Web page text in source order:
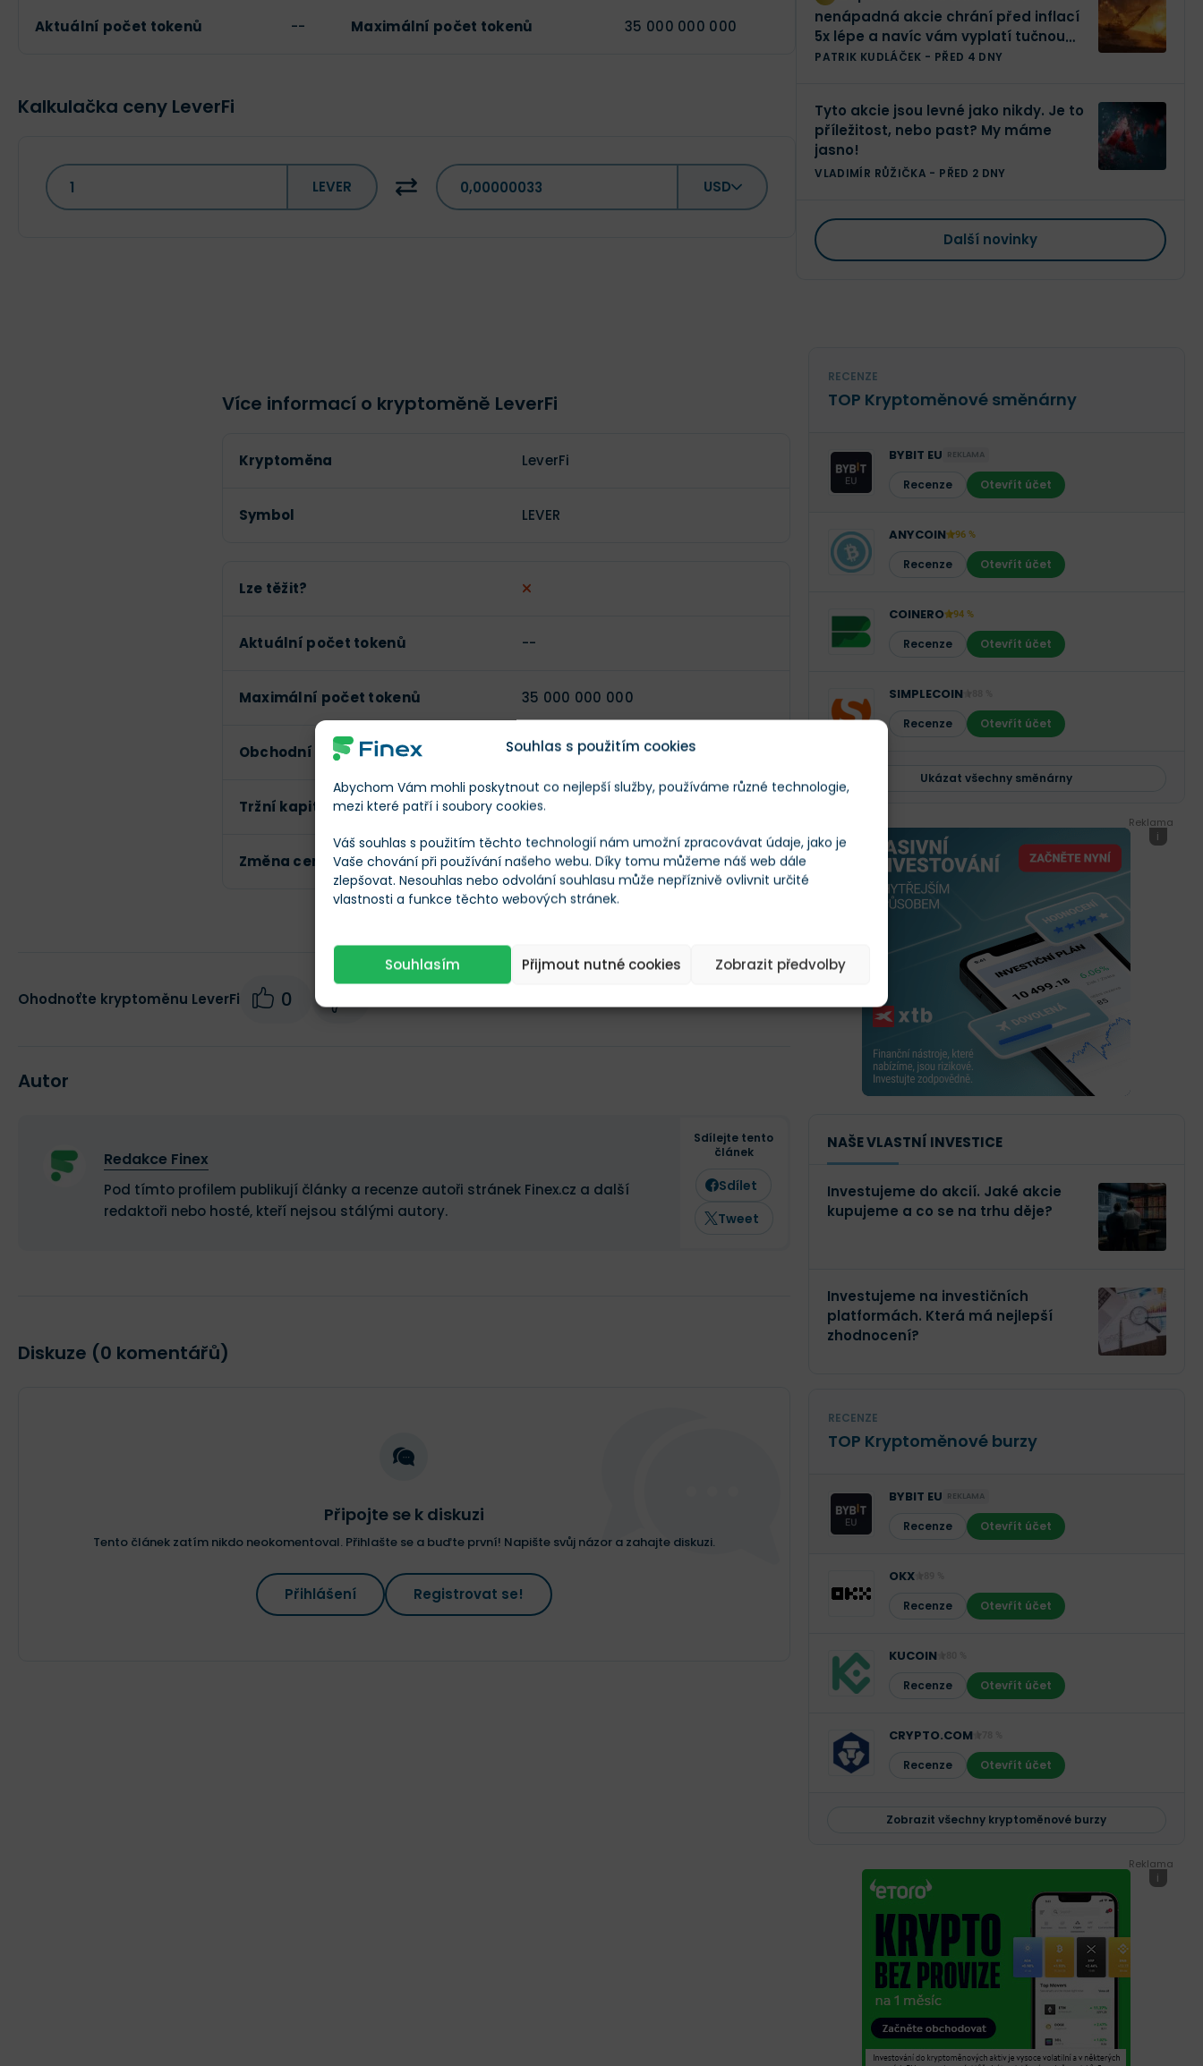
Souhlas s použitím cookies
Abychom Vám mohli poskytnout co nejlepší služby, používáme různé technologie,
mezi které patří i soubory cookies.
Váš souhlas s použitím těchto technologií nám umožní zpracovávat údaje, jako je
Vaše chování při používání našeho webu. Díky tomu můžeme náš web dále
zlepšovat. Nesouhlas nebo odvolání souhlasu může nepříznivě ovlivnit určité
vlastnosti a funkce těchto webových stránek.
Souhlasím Přijmout nutné cookies Zobrazit předvolby
Aktuální počet tokenů -- Maximální počet tokenů 35 000 000 000
Kalkulačka ceny LeverFi
LEVER USD
nenápadná akcie chrání před inflací
5x lépe a navíc vám vyplatí tučnou
dividendu
PATRIK KUDLÁČEK - PŘED 4 DNY
Tyto akcie jsou levné jako nikdy. Je to
příležitost, nebo past? My máme
jasno!
VLADIMÍR RŮŽIČKA - PŘED 2 DNY
Další novinky
Více informací o kryptoměně LeverFi
Kryptoměna LeverFi
Symbol LEVER
Lze těžit?
Aktuální počet tokenů --
Maximální počet tokenů 35 000 000 000
Obchodní objem (24h) $0,00018
Tržní kapitalizace --
Změna ceny za 24h +1,26 %
Ohodnoťte kryptoměnu LeverFi 0
Autor
Redakce Finex
Pod tímto profilem publikují články a recenze autoři stránek Finex.cz a další
redaktoři nebo hosté, kteří nejsou stálými autory.
Sdílejte tento
článek
Sdílet
Tweet
Diskuze (0 komentářů)
Připojte se k diskuzi
Tento článek zatím nikdo neokomentoval. Přihlašte se a buďte první! Napište svůj názor a zahajte diskuzi.
Přihlášení Registrovat se!
RECENZE
TOP Kryptoměnové směnárny
BYBIT EU REKLAMA
Recenze Otevřít účet
ANYCOIN 96 %
Recenze Otevřít účet
COINERO 94 %
Recenze Otevřít účet
SIMPLECOIN
Recenze Otevřít účet
Ukázat všechny směnárny
Reklama
i
NAŠE VLASTNÍ INVESTICE
Investujeme do akcií. Jaké akcie
kupujeme a co se na trhu děje?
Investujeme na investičních
platformách. Která má nejlepší
zhodnocení?
RECENZE
TOP Kryptoměnové burzy
BYBIT EU REKLAMA
Recenze Otevřít účet
OKX
Recenze Otevřít účet
KUCOIN
Recenze Otevřít účet
CRYPTO.COM
Recenze Otevřít účet
Zobrazit všechny kryptoměnové burzy
Reklama
i